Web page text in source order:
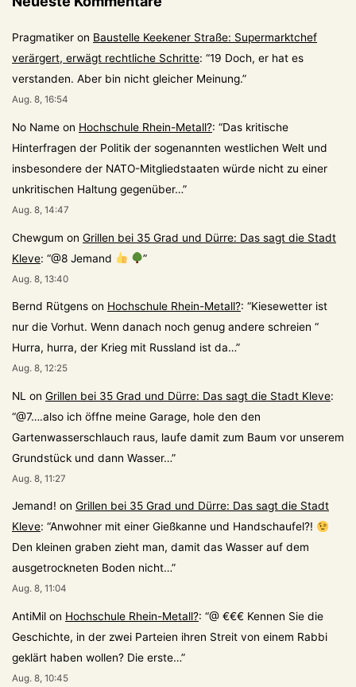
Pragmatiker on Baustelle Keekener Straße: Supermarktchef
verärgert, erwägt rechtliche Schritte: “19 Doch, er hat es
verstanden. Aber bin nicht gleicher Meinung.”
Aug. 8, 16:54
No Name on Hochschule Rhein-Metall?: “Das kritische
Hinterfragen der Politik der sogenannten westlichen Welt und
insbesondere der NATO-Mitgliedstaaten würde nicht zu einer
unkritischen Haltung gegenüber…”
Aug. 8, 14:47
Chewgum on Grillen bei 35 Grad und Dürre: Das sagt die Stadt
Kleve: “@8 Jemand ”
Aug. 8, 13:40
Bernd Rütgens on Hochschule Rhein-Metall?: “Kiesewetter ist
nur die Vorhut. Wenn danach noch genug andere schreien “
Hurra, hurra, der Krieg mit Russland ist da…”
Aug. 8, 12:25
NL on Grillen bei 35 Grad und Dürre: Das sagt die Stadt Kleve:
“@7….also ich öffne meine Garage, hole den den
Gartenwasserschlauch raus, laufe damit zum Baum vor unserem
Grundstück und dann Wasser…”
Aug. 8, 11:27
Jemand! on Grillen bei 35 Grad und Dürre: Das sagt die Stadt
Kleve: “Anwohner mit einer Gießkanne und Handschaufel?!
Den kleinen graben zieht man, damit das Wasser auf dem
ausgetrockneten Boden nicht…”
Aug. 8, 11:04
AntiMil on Hochschule Rhein-Metall?: “@ €€€ Kennen Sie die
Geschichte, in der zwei Parteien ihren Streit von einem Rabbi
geklärt haben wollen? Die erste…”
Aug. 8, 10:45